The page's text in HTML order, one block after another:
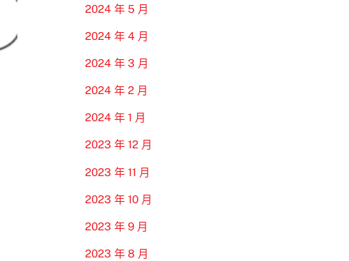
2024 年 5 月
2024 年 4 月
2024 年 3 月
2024 年 2 月
2024 年 1 月
2023 年 12 月
2023 年 11 月
2023 年 10 月
2023 年 9 月
2023 年 8 月